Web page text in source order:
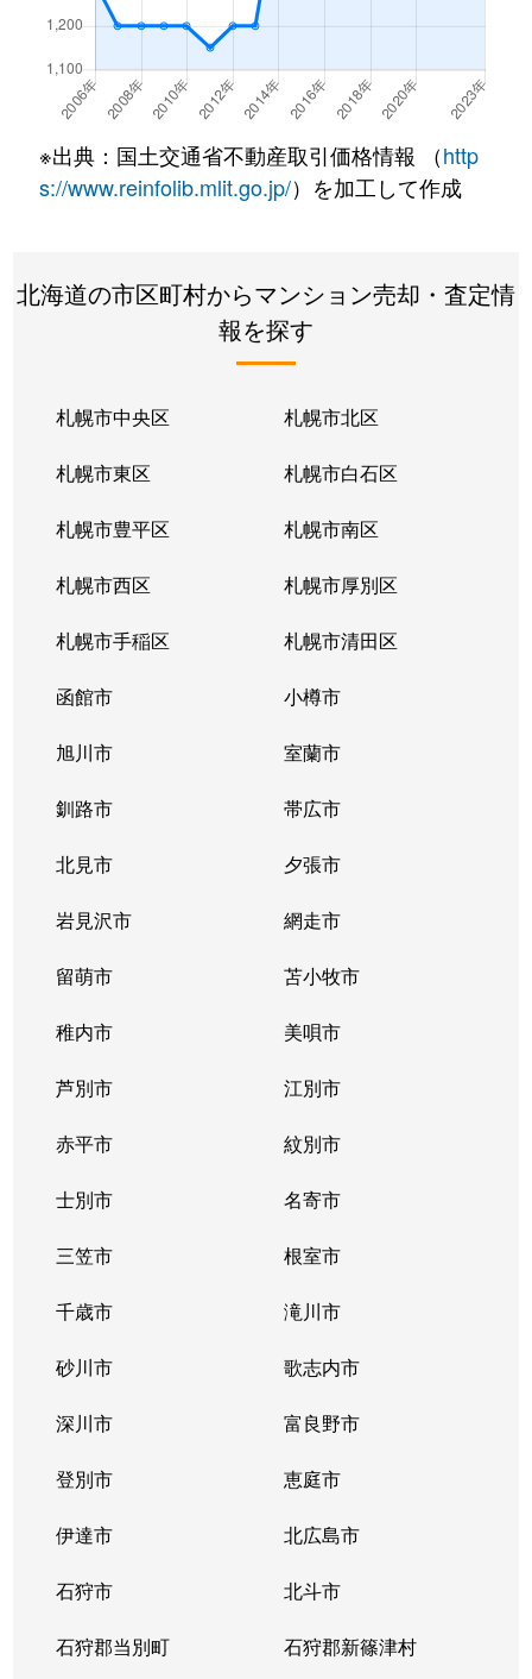
北２２条東 300万円
北２２条東
640万円 元町(札幌)
北２２条東
3,200万円 元町(札幌)
北２４条東
3,000万円 元町(札幌)
北２６条東
2,000万円 元町(札幌)
2,200万円
北３３条東
新道東
北３４条東
新道東
北３４条東
新道東
北３４条東
新道東
北３５条東
北34条
北３５条東
北34条
北３５条東
新道東
北３６条東
新道東
北３７条東
新道東
北３７条東
新道東
北３９条東
麻生
北３９条東
栄町(札幌)
北３９条東
栄町(札幌)
北４０条東
栄町(札幌)
北４０条東
栄町(札幌)
北４１条東
麻生
北４２条東
栄町(札幌)
北４３条東
栄町(札幌)
北４３条東
栄町(札幌)
北４６条東
栄町(札幌)
北４６条東
栄町(札幌)
東苗穂５条
元町(札幌)
伏古４条
環状通東
※出典：国土交通省不動産取引価格情報 （http
s://www.reinfolib.mlit.go.jp/）を加工して作成
北海道の市区町村からマンション売却・査定情
報を探す
札幌市中央区 札幌市北区
札幌市東区 札幌市白石区
札幌市豊平区 札幌市南区
札幌市西区 札幌市厚別区
札幌市手稲区 札幌市清田区
函館市 小樽市
旭川市 室蘭市
釧路市 帯広市
北見市 夕張市
岩見沢市 網走市
留萌市 苫小牧市
稚内市 美唄市
芦別市 江別市
赤平市 紋別市
士別市 名寄市
三笠市 根室市
千歳市 滝川市
砂川市 歌志内市
深川市 富良野市
登別市 恵庭市
伊達市 北広島市
石狩市 北斗市
石狩郡当別町 石狩郡新篠津村